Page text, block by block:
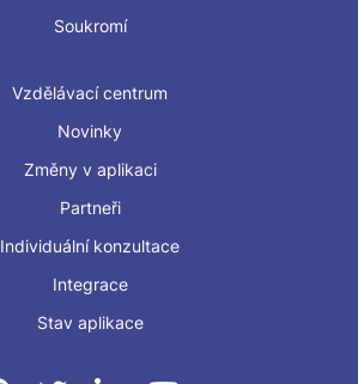
Soukromí
Vzdělávací centrum
Novinky
Změny v aplikaci
Partneři
Individuální konzultace
Integrace
Stav aplikace